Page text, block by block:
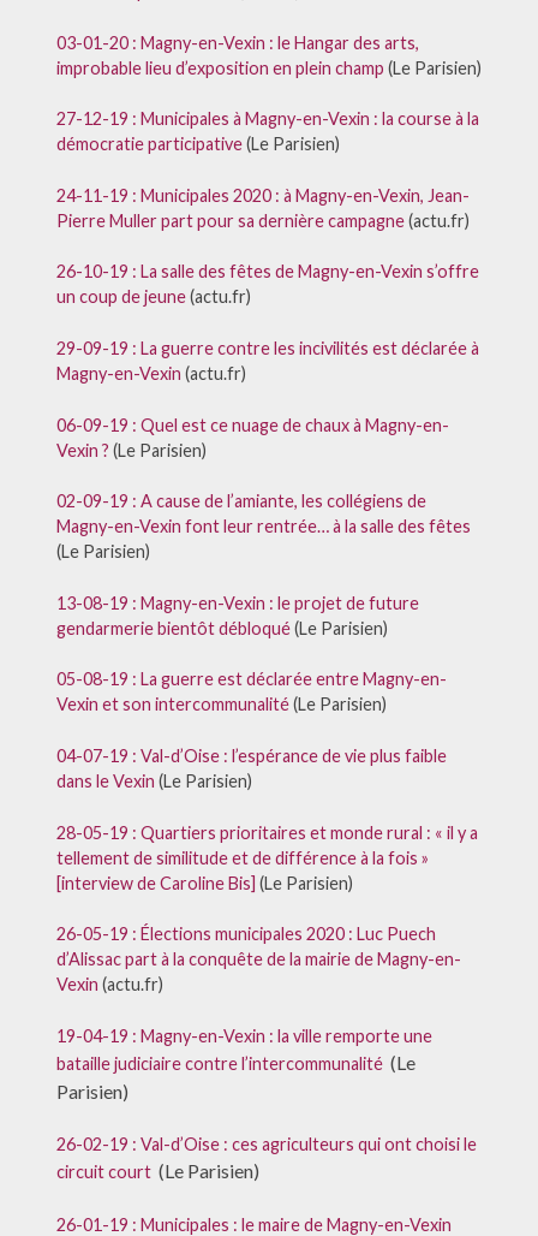
03-01-20 : Magny-en-Vexin : le Hangar des arts,
improbable lieu d’exposition en plein champ (Le Parisien)
27-12-19 : Municipales à Magny-en-Vexin : la course à la
démocratie participative(Le Parisien)
24-11-19 : Municipales 2020 : à Magny-en-Vexin, Jean-
Pierre Muller part pour sa dernière campagne(actu.fr)
26-10-19 : La salle des fêtes de Magny-en-Vexin s’offre
un coup de jeune(actu.fr)
29-09-19 : La guerre contre les incivilités est déclarée à
Magny-en-Vexin (actu.fr)
06-09-19 : Quel est ce nuage de chaux à Magny-en-
Vexin ? (Le Parisien)
02-09-19 : A cause de l’amiante, les collégiens de
Magny-en-Vexin font leur rentrée… à la salle des fêtes
(Le Parisien)
13-08-19 : Magny-en-Vexin : le projet de future
gendarmerie bientôt débloqué(Le Parisien)
05-08-19 : La guerre est déclarée entre Magny-en-
Vexin et son intercommunalité(Le Parisien)
04-07-19 : Val-d’Oise : l’espérance de vie plus faible
dans le Vexin (Le Parisien)
28-05-19 : Quartiers prioritaires et monde rural : « il y a
tellement de similitude et de différence à la fois »
[interview de Caroline Bis] (Le Parisien)
26-05-19 : Élections municipales 2020 : Luc Puech
d’Alissac part à la conquête de la mairie de Magny-en-
Vexin (actu.fr)
19-04-19 : Magny-en-Vexin : la ville remporte une
bataille judiciaire contre l’intercommunalité (Le
Parisien)
26-02-19 : Val-d’Oise : ces agriculteurs qui ont choisi le
circuit court (Le Parisien)
26-01-19 : Municipales : le maire de Magny-en-Vexin